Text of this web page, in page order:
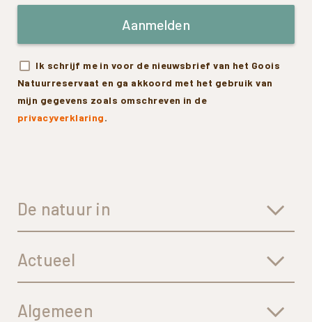
Aanmelden
Ik schrijf me in voor de nieuwsbrief van het Goois
Natuurreservaat en ga akkoord met het gebruik van
mijn gegevens zoals omschreven in de
privacyverklaring.
De natuur in
Actueel
Algemeen